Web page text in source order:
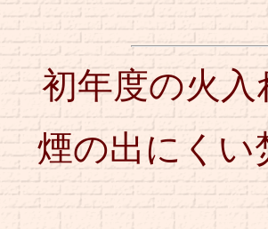
初年度の火
煙の出にくい